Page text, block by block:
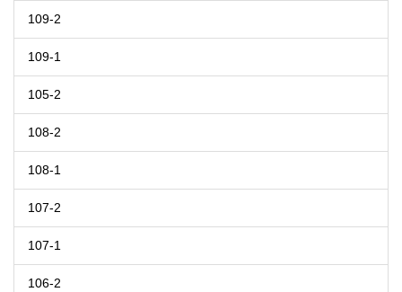
109-2
109-1
105-2
108-2
108-1
107-2
107-1
106-2